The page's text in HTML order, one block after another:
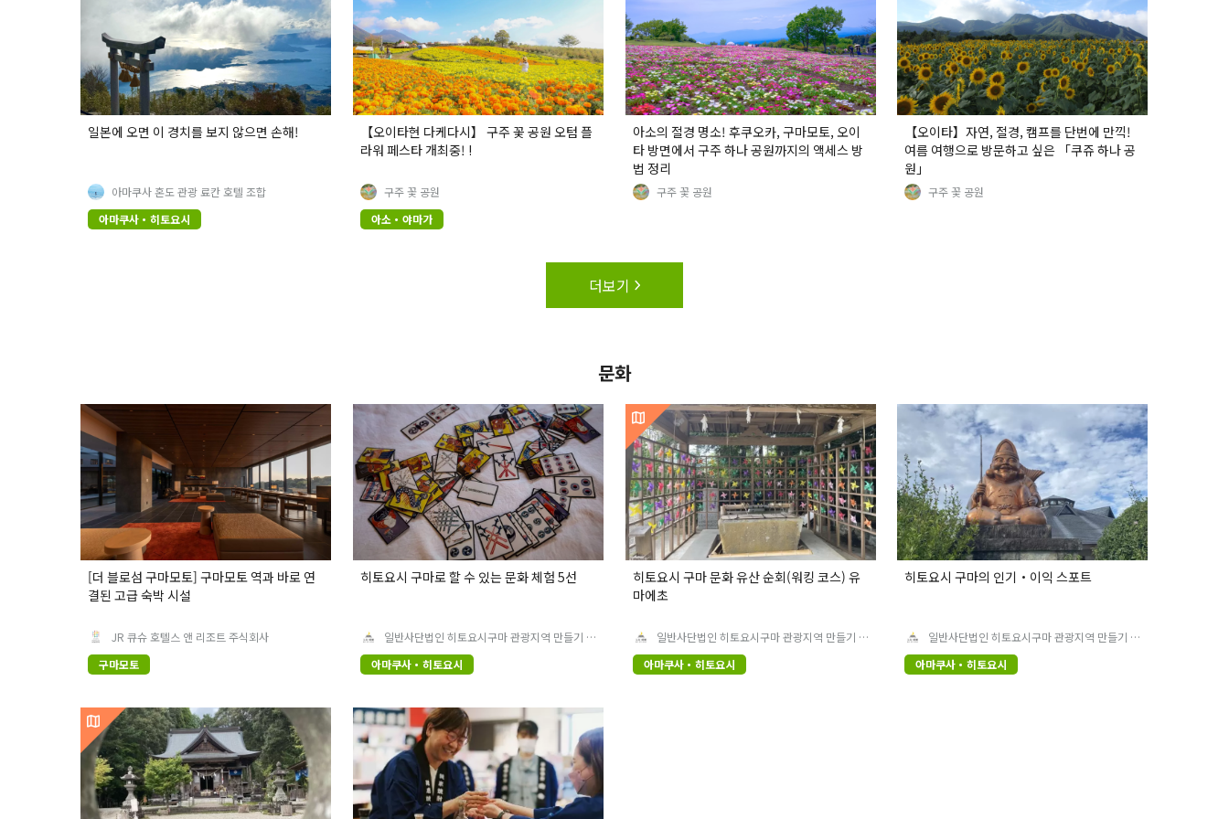
일본에 오면 이 경치를 보지 않으면 손해!
아마쿠사 혼도 관광 료칸 호텔 조합
아마쿠사・히토요시
【오이타현 다케다시】 구주 꽃 공원 오텀 플
라워 페스타 개최중! !
구주 꽃 공원
아소・야마가
아소의 절경 명소! 후쿠오카, 구마모토, 오이
타 방면에서 구주 하나 공원까지의 액세스 방
법 정리
구주 꽃 공원
【오이타】자연, 절경, 캠프를 단번에 만끽!
여름 여행으로 방문하고 싶은 「쿠쥬 하나 공
원」
구주 꽃 공원
더보기
문화
[더 블로섬 구마모토] 구마모토 역과 바로 연
결된 고급 숙박 시설
JR 큐슈 호텔스 앤 리조트 주식회사
구마모토
히토요시 구마로 할 수 있는 문화 체험 5선
일반사단법인 히토요시구마 관광지역 만들기 협
의회
아마쿠사・히토요시
히토요시 구마 문화 유산 순회(워킹 코스) 유
마에초
일반사단법인 히토요시구마 관광지역 만들기 협
의회
아마쿠사・히토요시
히토요시 구마의 인기・이익 스포트
일반사단법인 히토요시구마 관광지역 만들기 협
의회
아마쿠사・히토요시